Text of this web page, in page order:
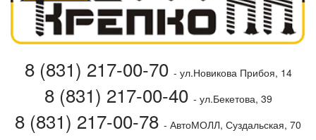
8 (831) 217-00-70 - ул.Новикова Прибоя, 14
8 (831) 217-00-40 - ул.Бекетова, 39
8 (831) 217-00-78 - АвтоМОЛЛ, Суздальская, 70